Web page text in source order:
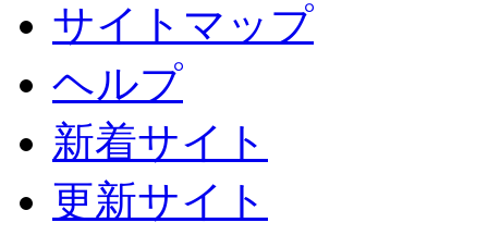
サイトマップ
ヘルプ
新着サイト
更新サイト